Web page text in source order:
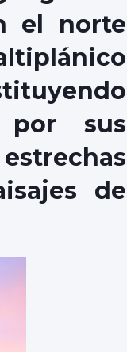
el norte
por sus
de